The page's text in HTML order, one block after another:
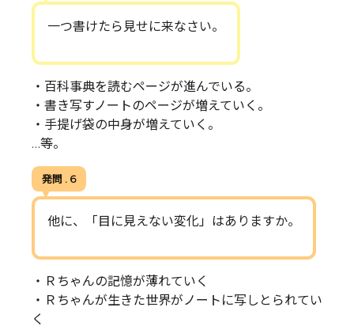
一つ書けたら見せに来なさい。
・百科事典を読むページが進んでいる。
・書き写すノートのページが増えていく。
・手提げ袋の中身が増えていく。
…等。
発問 . 6
他に、「目に見えない変化」はありますか。
・Ｒちゃんの記憶が薄れていく
・Ｒちゃんが生きた世界がノートに写しとられてい
く